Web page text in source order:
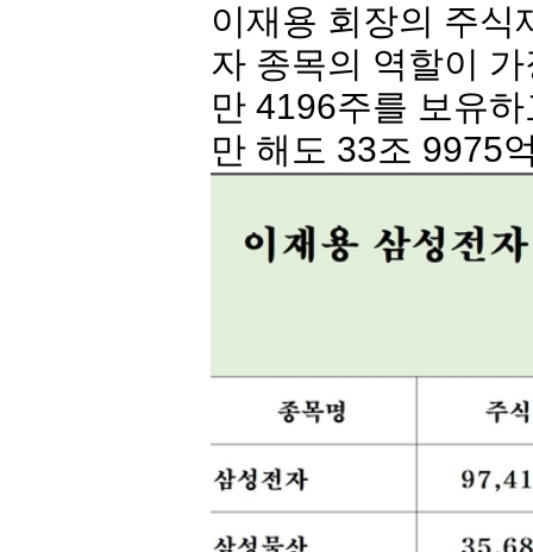
이재용 회장의 주
자 종목의 역할이
만 4196주를 보유
만 해도 33조 9975